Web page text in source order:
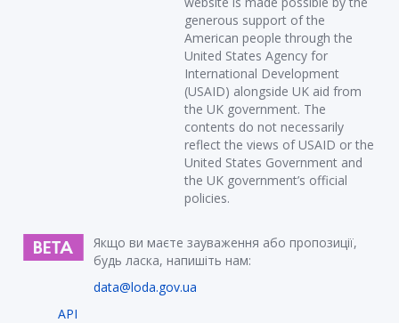
generous support of the
American people through the
United States Agency for
International Development
(USAID) alongside UK aid from
the UK government. The
contents do not necessarily
reflect the views of USAID or the
United States Government and
the UK government’s official
policies.
Якщо ви маєте зауваження або пропозиції,
будь ласка, напишіть нам:
data@loda.gov.ua
API